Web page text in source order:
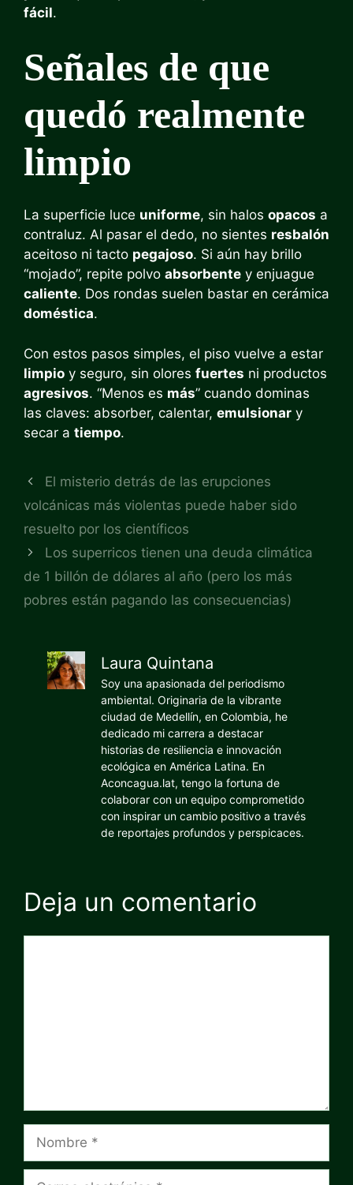
fácil.
Señales de que
quedó realmente
limpio
La superficie luce uniforme, sin halos opacos a
contraluz. Al pasar el dedo, no sientes resbalón
aceitoso ni tacto pegajoso. Si aún hay brillo
“mojado”, repite polvo absorbente y enjuague
caliente. Dos rondas suelen bastar en cerámica
doméstica.
Con estos pasos simples, el piso vuelve a estar
limpio y seguro, sin olores fuertes ni productos
agresivos. “Menos es más” cuando dominas
las claves: absorber, calentar, emulsionar y
secar a tiempo.
El misterio detrás de las erupciones
volcánicas más violentas puede haber sido
resuelto por los científicos
Los superricos tienen una deuda climática
de 1 billón de dólares al año (pero los más
pobres están pagando las consecuencias)
Laura Quintana
Soy una apasionada del periodismo
ambiental. Originaria de la vibrante
ciudad de Medellín, en Colombia, he
dedicado mi carrera a destacar
historias de resiliencia e innovación
ecológica en América Latina. En
Aconcagua.lat, tengo la fortuna de
colaborar con un equipo comprometido
con inspirar un cambio positivo a través
de reportajes profundos y perspicaces.
Deja un comentario
Nombre
Correo